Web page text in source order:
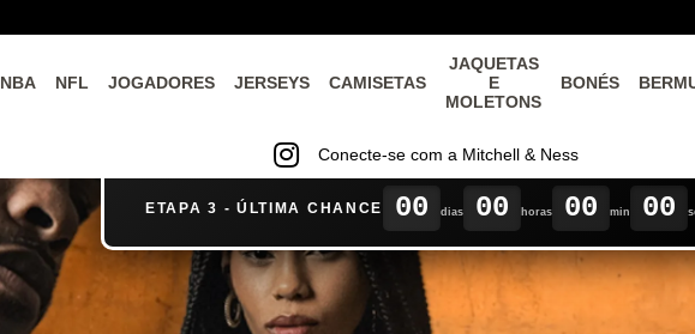
NBA NFL JOGADORES JERSEYS CAMISETAS
JAQUETAS
E
MOLETONS
BONÉS
Conecte-se com a Mitchell & Ness
ETAPA 3 - ÚLTIMA CHANCE 00 dias 00 horas 00 min 00